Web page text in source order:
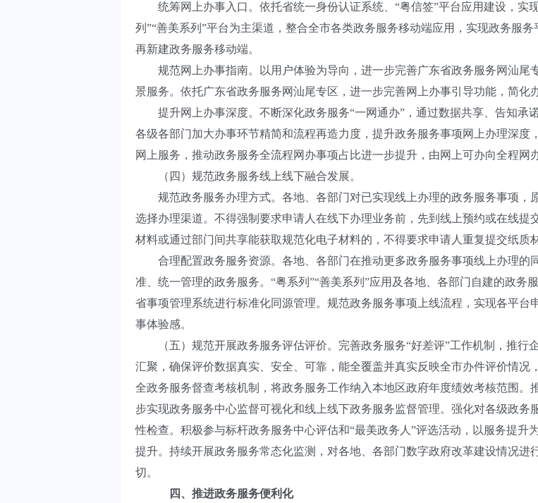
统筹网上办事入口。依托省统一身份认证系统、“粤信签”平台应用建设，实
列”“善美系列”平台为主渠道，整合全市各类政务服务移动端应用，实现政务服
再新建政务服务移动端。
规范网上办事指南。以用户体验为导向，进一步完善广东省政务服务网汕尾
景服务。依托广东省政务服务网汕尾专区，进一步完善网上办事引导功能，简化
提升网上办事深度。不断深化政务服务“一网通办”，通过数据共享、告知承
各级各部门加大办事环节精简和流程再造力度，提升政务服务事项网上办理深
网上服务，推动政务服务全流程网办事项占比进一步提升，由网上可办向全程网
（四）规范政务服务线上线下融合发展。
规范政务服务办理方式。各地、各部门对已实现线上办理的政务服务事项，
选择办理渠道。不得强制要求申请人在线下办理业务前，先到线上预约或在线
材料或通过部门间共享能获取规范化电子材料的，不得要求申请人重复提交纸质
合理配置政务服务资源。各地、各部门在推动更多政务服务事项线上办理的
准、统一管理的政务服务。“粤系列”“善美系列”应用及各地、各部门自建的政务
省事项管理系统进行标准化同源管理。规范政务服务事项上线流程，实现各平
事体验感。
（五）规范开展政务服务评估评价。完善政务服务“好差评”工作机制，推行
汇聚，确保评价数据真实、安全、可靠，能全覆盖并真实反映全市办件评价情况
全政务服务督查考核机制，将政务服务工作纳入本地区政府年度绩效考核范围
步实现政务服务中心监督可视化和线上线下政务服务监督管理。强化对各级政
性检查。积极参与标杆政务服务中心评估和“最美政务人”评选活动，以服务提
提升。持续开展政务服务常态化监测，对各地、各部门数字政府改革建设情况
切。
四、推进政务服务便利化